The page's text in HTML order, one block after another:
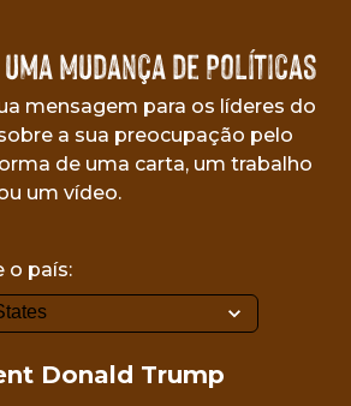
Mudança de Políticas
mensagem para os líderes do
a sua preocupação pelo
de uma carta, um trabalho
um vídeo.
o país:
Donald Trump